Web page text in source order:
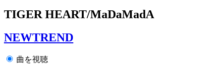
TIGER HEART/MaDaMadA
NEWTREND
曲を視聴